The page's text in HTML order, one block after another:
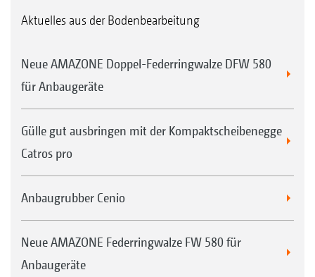
Aktuelles aus der Bodenbearbeitung
Neue AMAZONE Doppel-Federringwalze DFW 580
für Anbaugeräte
Gülle gut ausbringen mit der Kompaktscheibenegge
Catros pro
Anbaugrubber Cenio
Neue AMAZONE Federringwalze FW 580 für
Anbaugeräte